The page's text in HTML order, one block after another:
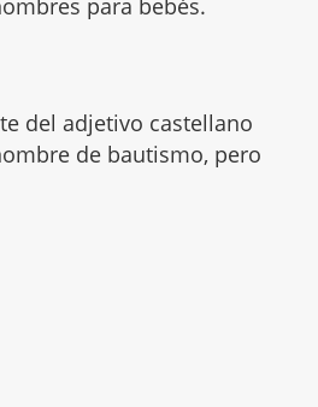
para bebés.
del adjetivo castellano
de bautismo, pero